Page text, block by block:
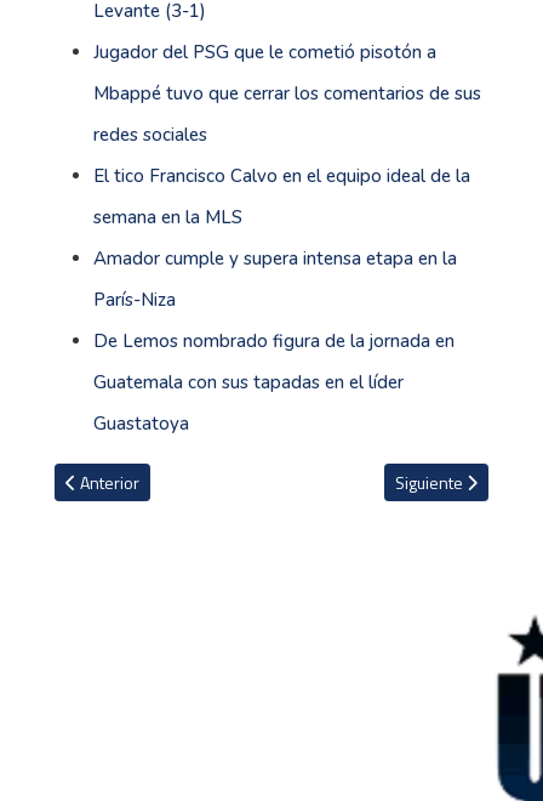
Levante (3-1)
Jugador del PSG que le cometió pisotón a
Mbappé tuvo que cerrar los comentarios de sus
redes sociales
El tico Francisco Calvo en el equipo ideal de la
semana en la MLS
Amador cumple y supera intensa etapa en la
París-Niza
De Lemos nombrado figura de la jornada en
Guatemala con sus tapadas en el líder
Guastatoya
Artículo anterior: FIFA suspende a futbolista hondureño por un
Anterior Artículo siguiente:
Siguiente